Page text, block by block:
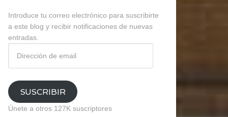
Introduce tu correo electrónico para suscribirte
a este blog y recibir notificaciones de nuevas
entradas.
email
SUSCRIBIR
Únete a otros 127K suscriptores